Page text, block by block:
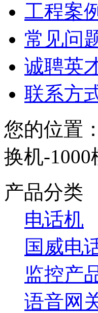
工程案
常见问
诚聘英
联系方
您的位置：
换机-1000
产品分类
电话机
国威电
监控产
语音网